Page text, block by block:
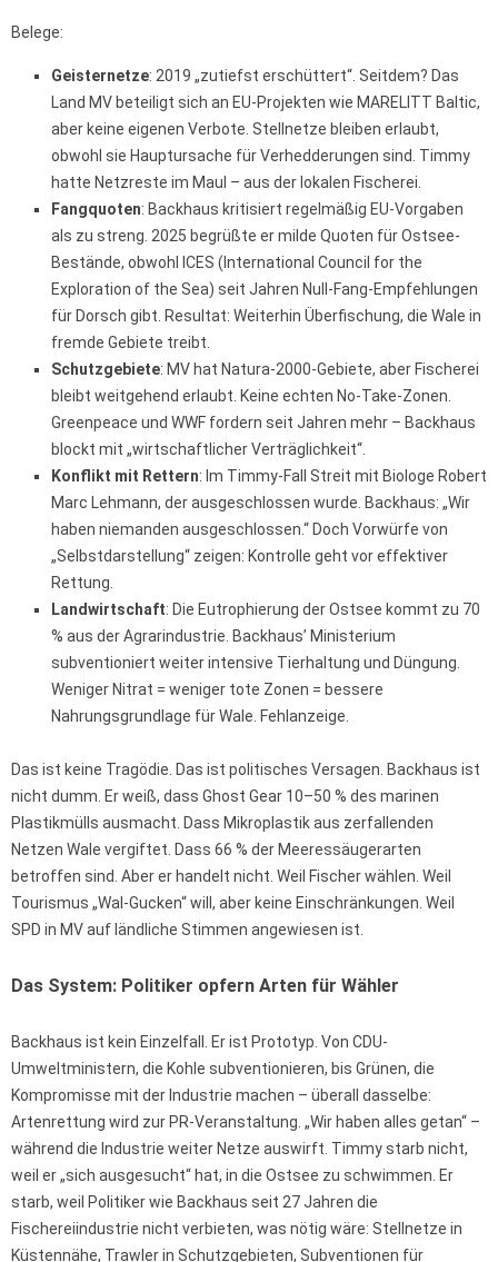
Belege:
Geisternetze: 2019 „zutiefst erschüttert“. Seitdem? Das
Land MV beteiligt sich an EU-Projekten wie MARELITT Baltic,
aber keine eigenen Verbote. Stellnetze bleiben erlaubt,
obwohl sie Hauptursache für Verhedderungen sind. Timmy
hatte Netzreste im Maul – aus der lokalen Fischerei.
Fangquoten: Backhaus kritisiert regelmäßig EU-Vorgaben
als zu streng. 2025 begrüßte er milde Quoten für Ostsee-
Bestände, obwohl ICES (International Council for the
Exploration of the Sea) seit Jahren Null-Fang-Empfehlungen
für Dorsch gibt. Resultat: Weiterhin Überfischung, die Wale in
fremde Gebiete treibt.
Schutzgebiete: MV hat Natura-2000-Gebiete, aber Fischerei
bleibt weitgehend erlaubt. Keine echten No-Take-Zonen.
Greenpeace und WWF fordern seit Jahren mehr – Backhaus
blockt mit „wirtschaftlicher Verträglichkeit“.
Konflikt mit Rettern: Im Timmy-Fall Streit mit Biologe Robert
Marc Lehmann, der ausgeschlossen wurde. Backhaus: „Wir
haben niemanden ausgeschlossen.“ Doch Vorwürfe von
„Selbstdarstellung“ zeigen: Kontrolle geht vor effektiver
Rettung.
Landwirtschaft: Die Eutrophierung der Ostsee kommt zu 70
% aus der Agrarindustrie. Backhaus’ Ministerium
subventioniert weiter intensive Tierhaltung und Düngung.
Weniger Nitrat = weniger tote Zonen = bessere
Nahrungsgrundlage für Wale. Fehlanzeige.
Das ist keine Tragödie. Das ist politisches Versagen. Backhaus ist
nicht dumm. Er weiß, dass Ghost Gear 10–50 % des marinen
Plastikmülls ausmacht. Dass Mikroplastik aus zerfallenden
Netzen Wale vergiftet. Dass 66 % der Meeressäugerarten
betroffen sind. Aber er handelt nicht. Weil Fischer wählen. Weil
Tourismus „Wal-Gucken“ will, aber keine Einschränkungen. Weil
SPD in MV auf ländliche Stimmen angewiesen ist.
Das System: Politiker opfern Arten für Wähler
Backhaus ist kein Einzelfall. Er ist Prototyp. Von CDU-
Umweltministern, die Kohle subventionieren, bis Grünen, die
Kompromisse mit der Industrie machen – überall dasselbe:
Artenrettung wird zur PR-Veranstaltung. „Wir haben alles getan“ –
während die Industrie weiter Netze auswirft. Timmy starb nicht,
weil er „sich ausgesucht“ hat, in die Ostsee zu schwimmen. Er
starb, weil Politiker wie Backhaus seit 27 Jahren die
Fischereiindustrie nicht verbieten, was nötig wäre: Stellnetze in
Küstennähe, Trawler in Schutzgebieten, Subventionen für